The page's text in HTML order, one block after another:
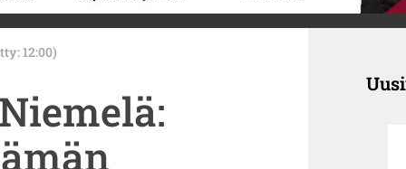
12:00)